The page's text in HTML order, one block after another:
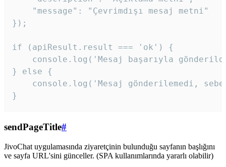
    "message": "Çevrimdışı mesaj metni"
});
if (apiResult.result === 'ok') {
console.log('Mesaj başarıyla
} else {
console.log('Mesaj gönderilemedi,
}
sendPageTitle#
JivoChat uygulamasında ziyaretçinin bulunduğu sayfanın başlığını
ve sayfa URL'sini günceller. (SPA kullanımlarında yararlı olabilir)